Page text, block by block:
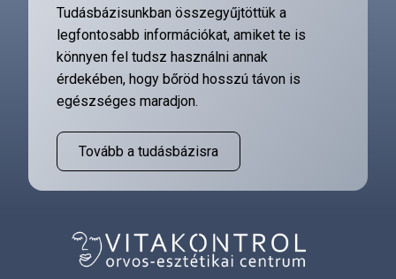
Tudásbázisunkban összegyűjtöttük a
legfontosabb információkat, amiket te is
könnyen fel tudsz használni annak
érdekében, hogy bőröd hosszú távon is
egészséges maradjon.
Tovább a tudásbázisra